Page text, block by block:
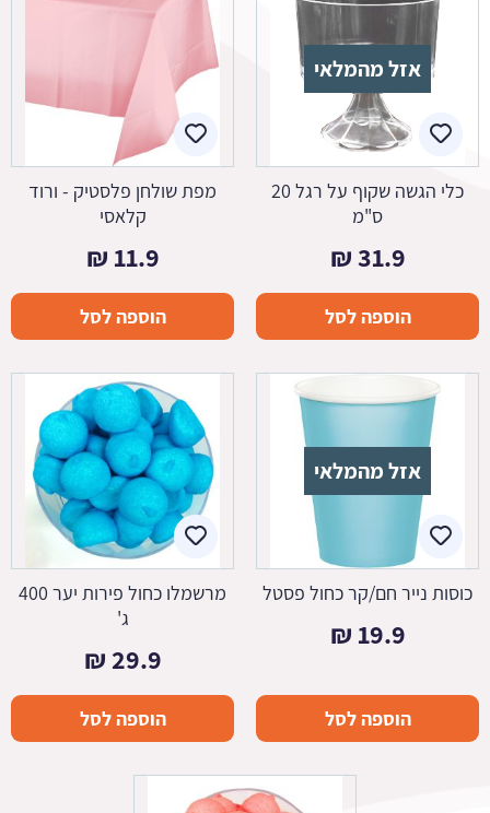
אזל מהמלאי
כלי הגשה שקוף על רגל 20
ס"מ
31.9
₪
הוספה לסל
מפת שולחן פלסטיק - ורוד
קלאסי
11.9
₪
הוספה לסל
אזל מהמלאי
כוסות נייר חם/קר כחול פסטל
19.9
₪
הוספה לסל
מרשמלו כחול פירות יער 400
ג'
29.9
₪
הוספה לסל